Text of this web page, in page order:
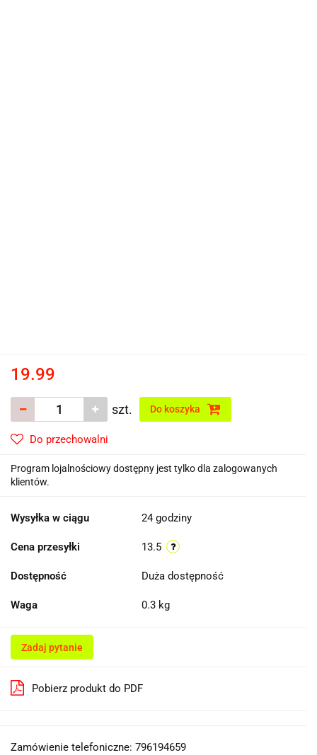
19.99
szt. Do koszyka
Do przechowalni
Program lojalnościowy dostępny jest tylko dla zalogowanych
klientów.
Wysyłka w ciągu 24 godziny
Cena przesyłki 13.5
Dostępność Duża dostępność
Waga 0.3 kg
Zadaj pytanie
Pobierz produkt do PDF
Zamówienie telefoniczne: 796194659